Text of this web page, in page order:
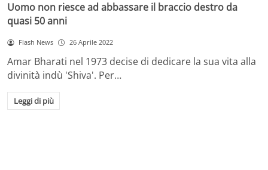
Uomo non riesce ad abbassare il braccio destro da
quasi 50 anni
Flash News 26 Aprile 2022
Amar Bharati nel 1973 decise di dedicare la sua vita alla
divinità indù 'Shiva'. Per…
Leggi di più